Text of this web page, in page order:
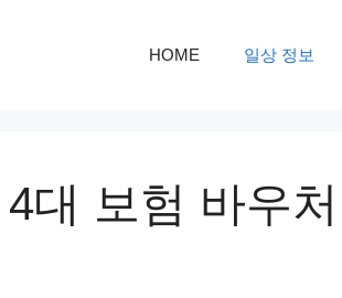
HOME 일상 정보
대 보험 바우